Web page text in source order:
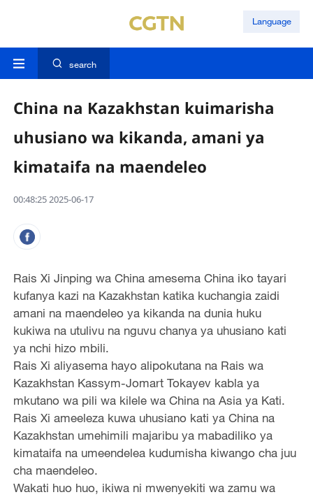
Language
search
China na Kazakhstan kuimarisha
uhusiano wa kikanda, amani ya
kimataifa na maendeleo
00:48:25 2025-06-17
Rais Xi Jinping wa China amesema China iko tayari
kufanya kazi na Kazakhstan katika kuchangia zaidi
amani na maendeleo ya kikanda na dunia huku
kukiwa na utulivu na nguvu chanya ya uhusiano kati
ya nchi hizo mbili.
Rais Xi aliyasema hayo alipokutana na Rais wa
Kazakhstan Kassym-Jomart Tokayev kabla ya
mkutano wa pili wa kilele wa China na Asia ya Kati.
Rais Xi ameeleza kuwa uhusiano kati ya China na
Kazakhstan umehimili majaribu ya mabadiliko ya
kimataifa na umeendelea kudumisha kiwango cha juu
cha maendeleo.
Wakati huo huo, ikiwa ni mwenyekiti wa zamu wa